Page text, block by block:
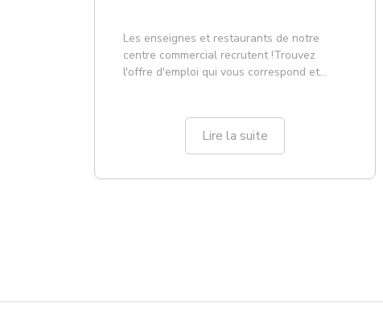
Les enseignes et restaurants de notre
centre commercial recrutent !Trouvez
l'offre d'emploi qui vous correspond et
THIERY - Directeur de magasin :
https://careers.flatchr.io/fr/company/
Lire la suite